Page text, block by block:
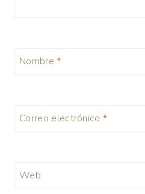
Nombre*
Correo electrónico*
Web